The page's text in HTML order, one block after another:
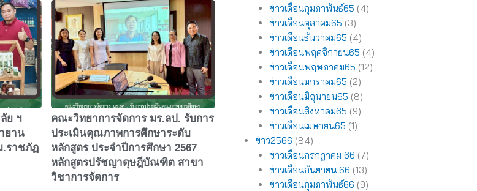
ย ฯ
ยาน
.ราชภัฏ
คณะวิทยาการจัดการ มร.ลป. รับการ
ประเมินคุณภาพการศึกษาระดับ
หลักสูตร ประจำปีการศึกษา 2567
หลักสูตรปรัชญาดุษฎีบัณฑิต สาขา
วิชาการจัดการ
ข่าวเดือนกุมภาพันธ์65 (4)
ข่าวเดือนตุลาคม65 (3)
ข่าวเดือนธันวาคม65 (4)
ข่าวเดือนพฤศจิกายน65 (4)
ข่าวเดือนพฤษภาคม65 (12)
ข่าวเดือนมกราคม65 (2)
ข่าวเดือนมิถุนายน65 (8)
ข่าวเดือนสิงหาคม65 (9)
ข่าวเดือนเมษายน65 (1)
ข่าว2566 (84)
ข่าวเดือนกรกฎาคม 66 (7)
ข่าวเดือนกันยายน 66 (13)
ข่าวเดือนกุมภาพันธ์66 (9)